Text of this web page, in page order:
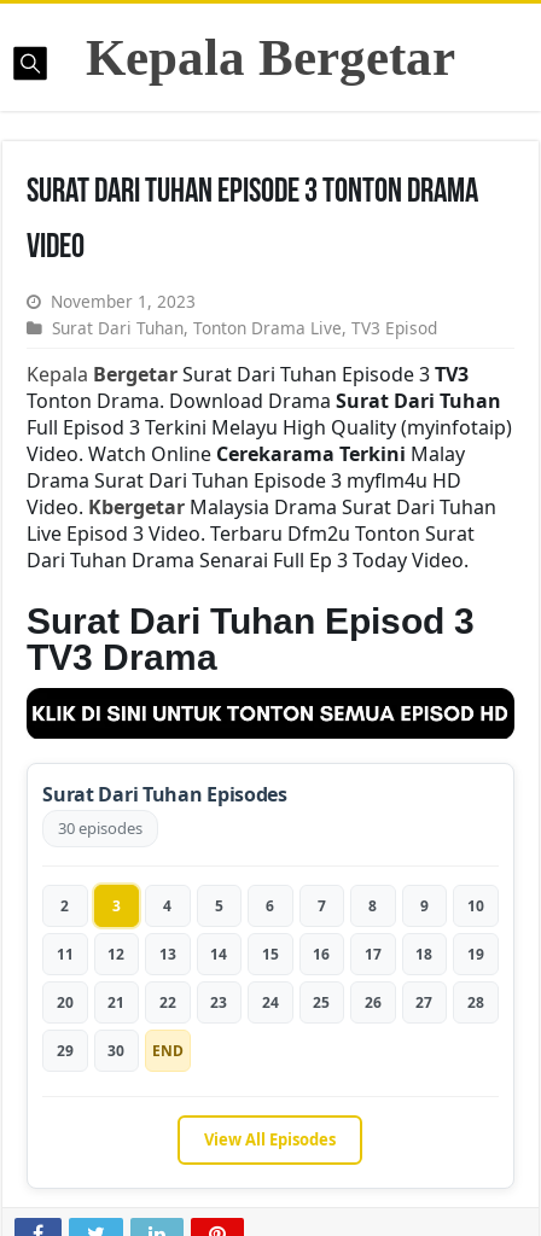
Kepala Bergetar
Surat Dari Tuhan Episode 3 Tonton Drama
Video
November 1, 2023
Surat Dari Tuhan,Tonton Drama Live,TV3 Episod
Kepala BergetarSurat Dari Tuhan Episode 3TV3
Tonton Drama. Download DramaSurat Dari Tuhan
Full Episod 3 Terkini Melayu High Quality (myinfotaip)
Video. Watch Online Cerekarama Terkini Malay
Drama Surat Dari Tuhan Episode 3 myflm4u HD
Video. Kbergetar Malaysia Drama Surat Dari Tuhan
Live Episod 3 Video. Terbaru Dfm2u Tonton Surat
Dari Tuhan Drama Senarai Full Ep 3 Today Video.
Surat Dari Tuhan Episod 3
TV3 Drama
Surat Dari Tuhan Episodes
30 episodes
2 3 4 5 6 7 8 9 10
11 12 13 14 15 16 17 18 19
20 21 22 23 24 25 26 27 28
29 30 END
View All Episodes